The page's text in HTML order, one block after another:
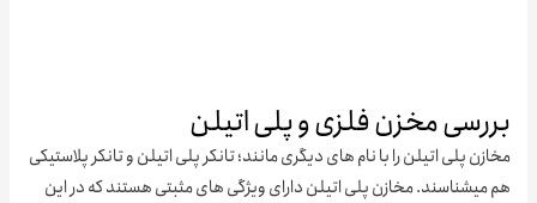
مخزن فلزی و پلی اتیلن
پلی اتیلن را با نام های دیگری مانند؛ تانکر پلی اتیلن و تانکر پلاستیکی
مخازن پلی اتیلن دارای ویژگی های مثبتی هستند که در این